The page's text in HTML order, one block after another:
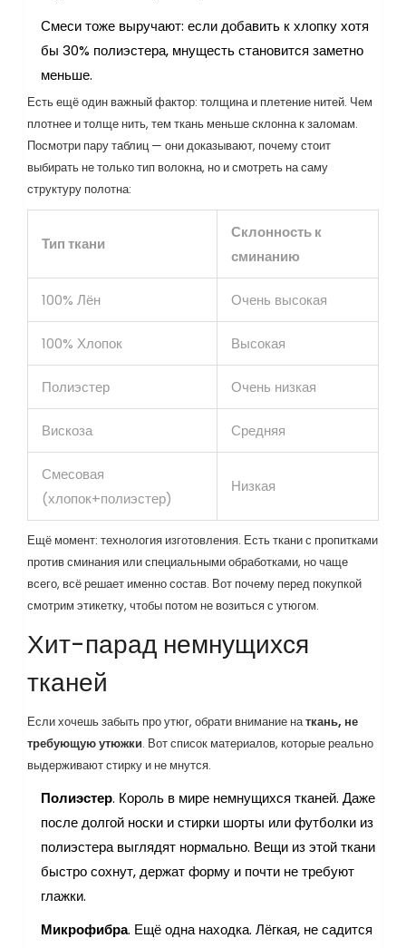
Смеси тоже выручают: если добавить к хлопку хотя
бы 30% полиэстера, мнущесть становится заметно
меньше.
Есть ещё один важный фактор: толщина и плетение нитей. Чем
плотнее и толще нить, тем ткань меньше склонна к заломам.
Посмотри пару таблиц — они доказывают, почему стоит
выбирать не только тип волокна, но и смотреть на саму
структуру полотна:
Тип ткани
Склонность к
сминанию
100% Лён Очень высокая
100% Хлопок Высокая
Полиэстер Очень низкая
Вискоза Средняя
Смесовая
(хлопок+полиэстер)
Низкая
Ещё момент: технология изготовления. Есть ткани с пропитками
против сминания или специальными обработками, но чаще
всего, всё решает именно состав. Вот почему перед покупкой
смотрим этикетку, чтобы потом не возиться с утюгом.
Хит-парад немнущихся
тканей
Если хочешь забыть про утюг, обрати внимание наткань, не
требующую утюжки. Вот список материалов, которые реально
выдерживают стирку и не мнутся.
Полиэстер. Король в мире немнущихся тканей. Даже
после долгой носки и стирки шорты или футболки из
полиэстера выглядят нормально. Вещи из этой ткани
быстро сохнут, держат форму и почти не требуют
глажки.
Микрофибра. Ещё одна находка. Лёгкая, не садится